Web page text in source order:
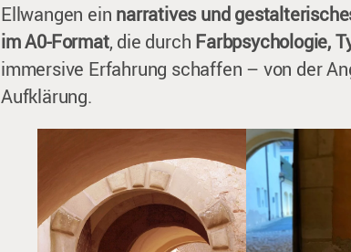
Ellwangen ein narratives und
im A0-Format, die durch Farbpsychologie,
immersive Erfahrung schaffen – von der
Aufklärung.